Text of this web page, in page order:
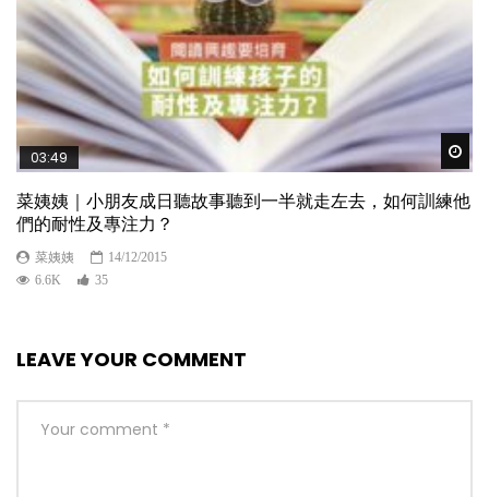
03:49
菜姨姨｜小朋友成日聽故事聽到一半就走左去，如何訓練他
們的耐性及專注力？
菜姨姨
14/12/2015
6.6K
35
LEAVE YOUR COMMENT